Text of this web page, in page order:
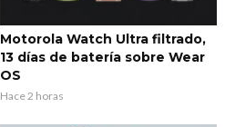
Motorola Watch Ultra filtrado,
13 días de batería sobre Wear
OS
Hace 2 horas